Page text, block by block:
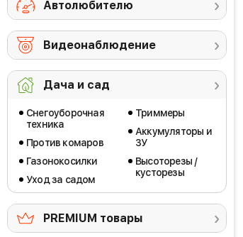
Автолюбителю
Видеонаблюдение
Дача и сад
Снегоуборочная
техника
Против комаров
Газонокосилки
Уход за садом
Триммеры
Аккумуляторы и
ЗУ
Высоторезы /
кусторезы
PREMIUM товары